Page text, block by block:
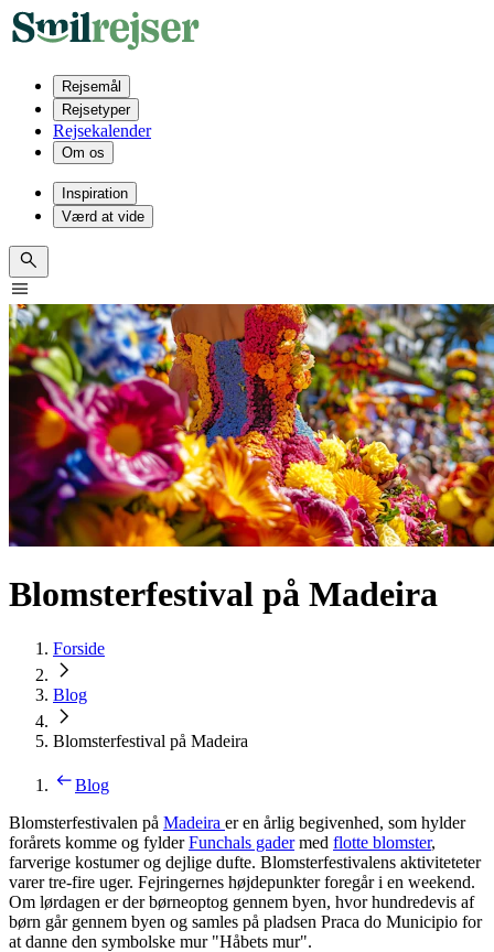
Rejsemål
Rejsetyper
Rejsekalender
Om os
Inspiration
Værd at vide
Blomsterfestival på Madeira
Forside
Blog
Blomsterfestival på Madeira
Blog
Blomsterfestivalen på Madeira er en årlig begivenhed, som hylder
forårets komme og fylderFunchals gadermed flotte blomster,
farverige kostumer og dejlige dufte. Blomsterfestivalens aktiviteteter
varer tre-fire uger. Fejringernes højdepunkter foregår i en weekend.
Om lørdagen er der børneoptog gennem byen, hvor hundredevis af
børn går gennem byen og samles på pladsen Praca do Municipio for
at danne den symbolske mur "Håbets mur".